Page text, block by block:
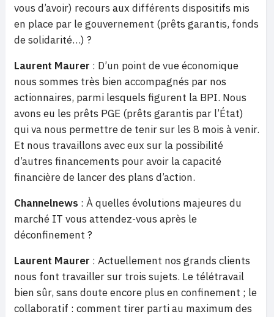
vous d’avoir) recours aux différents dispositifs mis
en place par le gouvernement (prêts garantis, fonds
de solidarité…) ?
Laurent Maurer : D’un point de vue économique
nous sommes très bien accompagnés par nos
actionnaires, parmi lesquels figurent la BPI. Nous
avons eu les prêts PGE (prêts garantis par l’État)
qui va nous permettre de tenir sur les 8 mois à venir.
Et nous travaillons avec eux sur la possibilité
d’autres financements pour avoir la capacité
financière de lancer des plans d’action.
Channelnews : À quelles évolutions majeures du
marché IT vous attendez-vous après le
déconfinement ?
Laurent Maurer : Actuellement nos grands clients
nous font travailler sur trois sujets. Le télétravail
bien sûr, sans doute encore plus en confinement ; le
collaboratif : comment tirer parti au maximum des